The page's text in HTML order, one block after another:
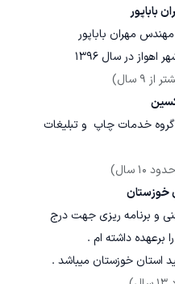
باباپور
در سال 1396
از 9 سال)
خدمات چاپ  و تبلیغات
10 سال)
خوزستان
و برنامه ریزی جهت درج
استان خوزستان میباشد .